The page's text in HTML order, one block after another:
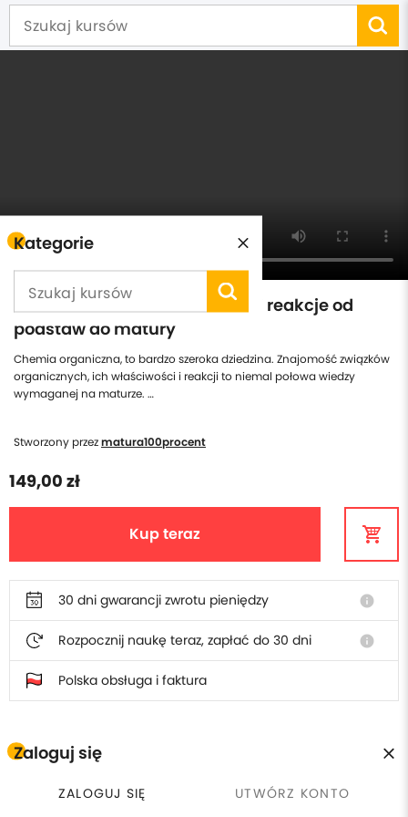
Kategorie
Zaloguj się
ZALOGUJ SIĘ UTWÓRZ KONTO
Chemia organiczna - związki i reakcje od
podstaw do matury
Chemia organiczna, to bardzo szeroka dziedzina. Znajomość związków
organicznych, ich właściwości i reakcji to niemal połowa wiedzy
wymaganej na maturze. …
Stworzony przezmatura100procent
149,00 zł
Kup teraz
30 dni gwarancji zwrotu pieniędzy info
Rozpocznij naukę teraz, zapłać do 30 dni info
Polska obsługa i faktura
W cenie szkolenia otrzymasz